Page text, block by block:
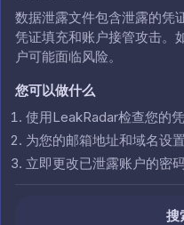
数据泄露文件包含泄露的凭
凭证填充和账户接管攻击。
户可能面临风险。
您可以做什么
使用LeakRadar检查您的
为您的邮箱地址和域名设
立即更改已泄露账户的密
搜